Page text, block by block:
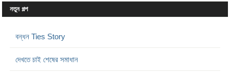
নতুন গল্প
বন্ধন Ties Story
দেখতে চাই শেষের সমাধান